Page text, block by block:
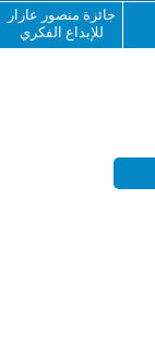
جائزة منصور عازار
للإبداع الفكري